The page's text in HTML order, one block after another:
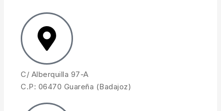
C/ Alberquilla 97-A
C.P: 06470 Guareña (Badajoz)